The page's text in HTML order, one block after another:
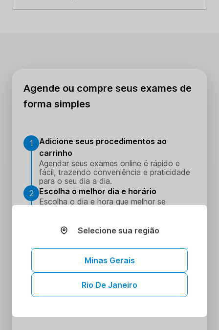
Agende ou compre seus exames de
forma simples
1
Adicione seus procedimentos ao
carrinho
Agendar seus exames online é rápido e
fácil, trazendo conveniência e praticidade
para o seu dia a dia.
2
Escolha o melhor dia e horário
Escolha o dia e hora que melhor se
Realize seus procedimentos
escolhida
4 Tenha acesso aos seus resultados sem
sair de casa
Selecione sua região
Minas Gerais
Rio De Janeiro